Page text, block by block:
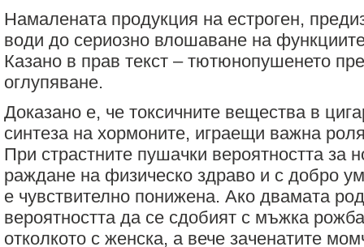
Намалената продукция на естроген,
води до сериозно влошаване на
Казано в прав текст – тютюнопушенето
оглупяване.
Доказано е, че токсичните вещества в
синтеза на хормоните, играещи важна
При страстните пушачки вероятността за
раждане на физическо здраво и с добро
е чувствително понижена. Ако двамата
вероятността да се сдобият с мъжка
отколкото с женска, а вече заченатите